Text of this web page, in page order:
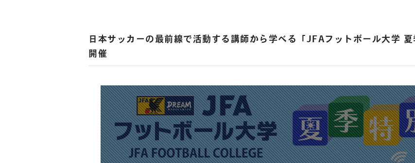
日本サッカーの最前線で活動する講師から学べる「JFAフットボール大学
開催